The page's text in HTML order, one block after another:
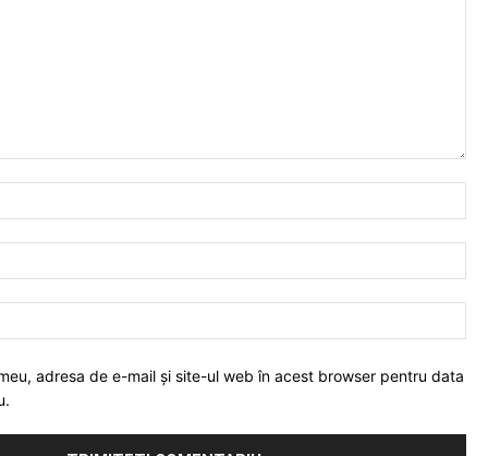
adresa de e-mail și site-ul web în acest browser pentru data